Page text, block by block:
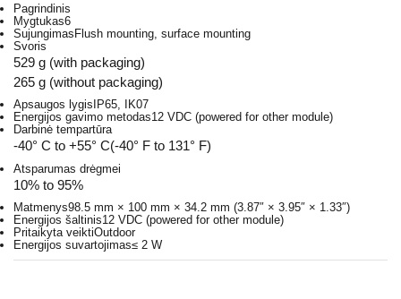
Pagrindinis
Mygtukas6
SujungimasFlush mounting, surface mounting
Svoris
529 g (with packaging)
265 g (without packaging)
Apsaugos lygis IP65, IK07
Energijos gavimo metodas12 VDC (powered for other module)
Darbinė tempartūra
-40° C to +55° C(-40° F to 131° F)
Atsparumas drėgmei
10% to 95%
Matmenys98.5 mm × 100 mm × 34.2 mm (3.87″ × 3.95″ × 1.33″)
Energijos šaltinis12 VDC (powered for other module)
Pritaikyta veiktiOutdoor
Energijos suvartojimas≤ 2 W